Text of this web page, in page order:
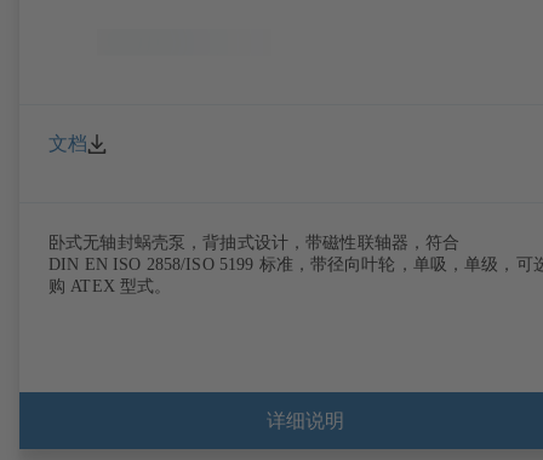
文档
卧式无轴封蜗壳泵，背抽式设计，带磁性联轴器，符合
DIN EN ISO 2858/ISO 5199 标准，带径向叶轮，单吸，单级，可
购 ATEX 型式。
详细说明